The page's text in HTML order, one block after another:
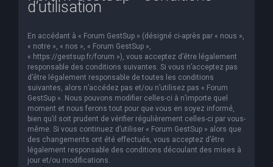
d’utilisation
En accédant à « Forum GestSup » (désigné ci-après par « nous »,
« notre », « nos », « Forum GestSup »,
« https://gestsup.fr/forum »), vous acceptez d’être légalement
responsable des conditions suivantes. Si vous n’acceptez pas
d’être légalement responsable de toutes les conditions
suivantes, alors n’accédez pas et/ou n’utilisez pas « Forum
GestSup ». Nous pouvons modifier celles-ci à n’importe quel
moment et nous ferons tout pour que vous en soyez informé,
bien qu’il soit prudent de vérifier régulièrement celles-ci par vous-
même. Si vous continuez d’utiliser « Forum GestSup » alors que
des changements ont été effectués, vous acceptez d’être
légalement responsable des conditions découlant des mises à
jour et/ou modifications.